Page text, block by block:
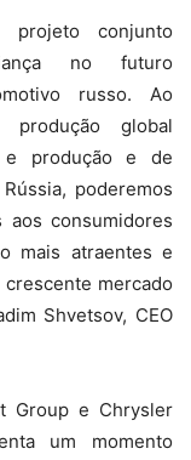
projeto conjunto
no futuro
russo. Ao
global
e produção e de
poderemos
consumidores
mais atraentes e
mercado
Shvetsov, CEO
Group e Chrysler
um momento